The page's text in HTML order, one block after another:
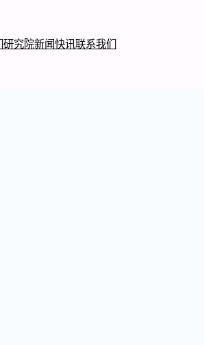
研究院新闻快讯联系我们